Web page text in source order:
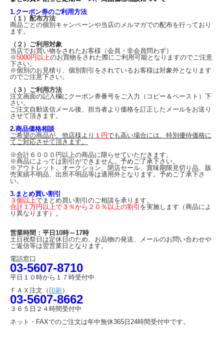
1.クーポン券のご利用方法
（１）配布方法
商品ごとの個別キャンペーンや当店のメルマガでの配布を行っており
ます。
（２）ご利用対象
当店でお買い物をされたお客様（会員・非会員問わず）
※5000円以上のお買物をされた際にご利用可能となりますのでご注意
下さい。
※個別のお見積り、個別割引をされているお客様は対象外となります
のでご注意下さい。
（３）ご利用方法
注文画面の記入欄にクーポン券番号をご入力（コピー＆ペースト）下
さい。
ご注文自動送信メール後、担当者より価格を訂正したメールをお送り
させて頂きます。
2.商品価格相談
ご希望の商品が、他店様より １円でも高い場合には、特別優待価格に
てご対応させて頂きます。
※合計６０００円以上の商品に限らせていただきます。
※商品によっては割引ができません。予めご了承下さい。
※アウトレット、オークション、閉店セール、賞味期限見切り品、販
売実績不明品、出所不明品等は適用外となります。予めご了承下さ
い。
3.まとめ買い割引
３個以上でまとめ買い割引のご相談を承ります。
合計１万円以上で３％から２０％以上の割引 を実施します（商品によ
り異なります）。
営業時間：平日10時～17時
土日祝祭日は定休日のため、お品物の発送、メールのお問い合わせや
ご返信等は翌営業日となります。
電話窓口
03-5607-8710
平日１０時から１７時受付中
ＦＡＸ注文（ 印刷 ）
03-5607-8662
３６５日２４時間受付中
ネット・FAXでのご注文は年中無休365日24時間受付中です。